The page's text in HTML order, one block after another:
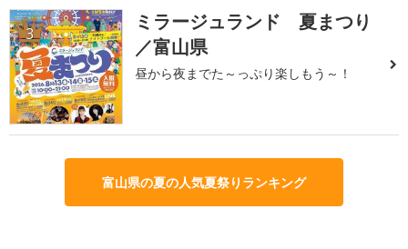
3
ミラージュランド 夏まつり
／富山県
昼から夜までた～っぷり楽しもう～！
富山県の夏の人気夏祭りランキング